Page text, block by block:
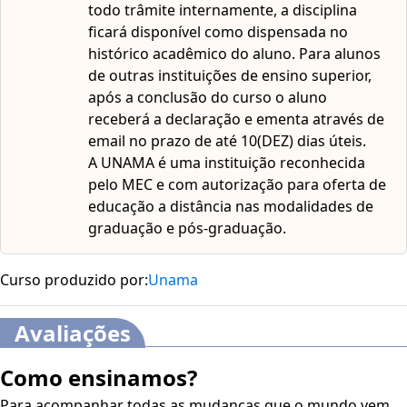
das autoridades quanto à figura do promotor e do
todo trâmite internamente, a disciplina
ficará disponível como dispensada no
histórico acadêmico do aluno. Para alunos
de outras instituições de ensino superior,
após a conclusão do curso o aluno
receberá a declaração e ementa através de
email no prazo de até 10(DEZ) dias úteis.
A UNAMA é uma instituição reconhecida
pelo MEC e com autorização para oferta de
educação a distância nas modalidades de
graduação e pós-graduação.
Curso produzido por:Unama
Avaliações
Como ensinamos?